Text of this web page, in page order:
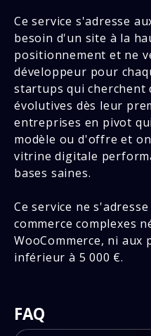
Ce service s'adresse
besoin d'un site à la
positionnement et ne
développeur pour
startups qui cherchent
évolutives dès leur
entreprises en pivot
modèle ou d'offre et
vitrine digitale
bases saines.
Ce service ne
commerce complexes
WooCommerce, ni aux
inférieur à 5 000 €.
FAQ